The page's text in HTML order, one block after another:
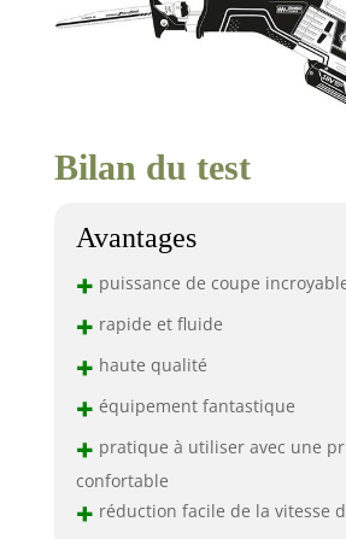
Bilan du test
Avantages
+ puissance de coupe
+ rapide et fluide
+ haute qualité
+ équipement fantastique
+ pratique à utiliser avec une
confortable
+ réduction facile de la vitesse